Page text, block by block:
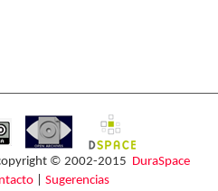
© 2002-2015 DuraSpace
| Sugerencias